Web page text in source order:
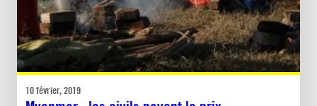
10 février, 2019